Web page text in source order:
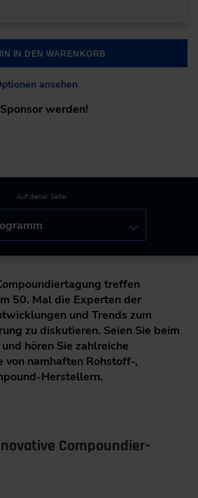
IN DEN WARENKORB
ansehen
werden!
Auf dieser Seite:
treffen
50. Mal die Experten der
und Trends zum
zu diskutieren. Seien Sie beim
hören Sie zahlreiche
namhaften Rohstoff-,
Herstellern.
Compoundier-